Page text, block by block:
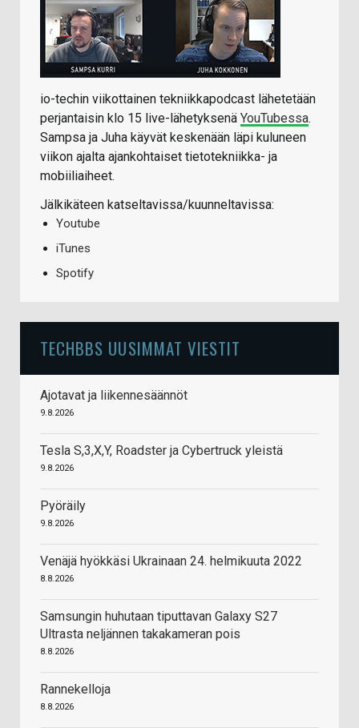
io-techin viikottainen tekniikkapodcast lähetetään
perjantaisin klo 15 live-lähetyksenä YouTubessa.
Sampsa ja Juha käyvät keskenään läpi kuluneen
viikon ajalta ajankohtaiset tietotekniikka- ja
mobiiliaiheet.
Jälkikäteen katseltavissa/kuunneltavissa:
Youtube
iTunes
Spotify
TECHBBS UUSIMMAT VIESTIT
Ajotavat ja liikennesäännöt
9.8.2026
Tesla S,3,X,Y, Roadster ja Cybertruck yleistä
9.8.2026
Pyöräily
9.8.2026
Venäjä hyökkäsi Ukrainaan 24. helmikuuta 2022
8.8.2026
Samsungin huhutaan tiputtavan Galaxy S27
Ultrasta neljännen takakameran pois
8.8.2026
Rannekelloja
8.8.2026